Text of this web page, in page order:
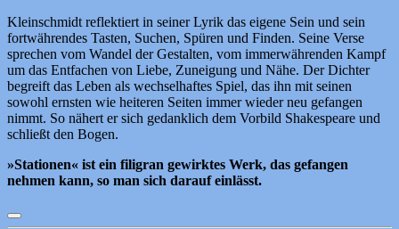
Kleinschmidt reflektiert in seiner Lyrik das eigene Sein und sein
fortwährendes Tasten, Suchen, Spüren und Finden. Seine Verse
sprechen vom Wandel der Gestalten, vom immerwährenden Kampf
um das Entfachen von Liebe, Zuneigung und Nähe. Der Dichter
begreift das Leben als wechselhaftes Spiel, das ihn mit seinen
sowohl ernsten wie heiteren Seiten immer wieder neu gefangen
nimmt. So nähert er sich gedanklich dem Vorbild Shakespeare und
schließt den Bogen.
»Stationen« ist ein filigran gewirktes Werk, das gefangen
nehmen kann, so man sich darauf einlässt.